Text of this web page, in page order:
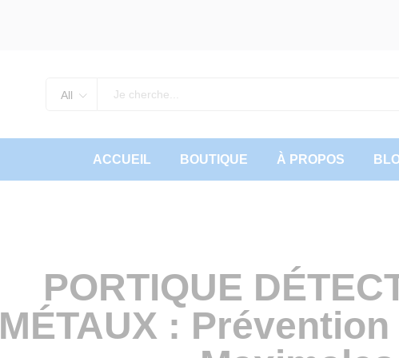
All
ACCUEIL BOUTIQUE À PROPOS
PORTIQUE
MÉTAUX :